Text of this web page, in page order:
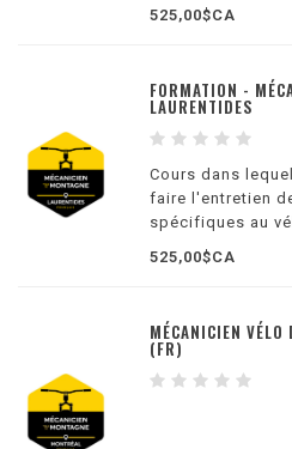
525,00$CA
FORMATION -
LAURENTIDES
Cours dans
faire l'entretien
spécifiques au
525,00$CA
MÉCANICIEN
(FR)